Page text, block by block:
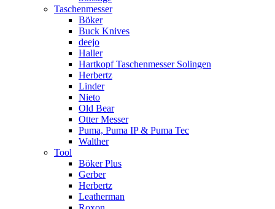
Taschenmesser
Böker
Buck Knives
deejo
Haller
Hartkopf Taschenmesser Solingen
Herbertz
Linder
Nieto
Old Bear
Otter Messer
Puma, Puma IP & Puma Tec
Walther
Tool
Böker Plus
Gerber
Herbertz
Leatherman